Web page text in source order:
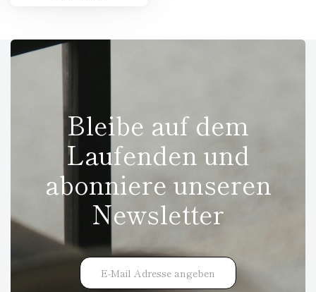
Bleibe auf dem
Laufenden und
abonniere unseren
Newsletter